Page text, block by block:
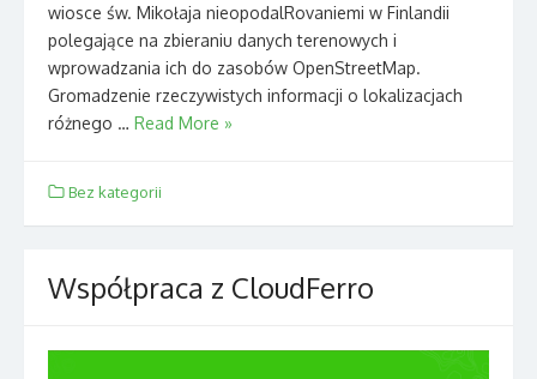
wiosce św. Mikołaja nieopodalRovaniemi w Finlandii
polegające na zbieraniu danych terenowych i
wprowadzania ich do zasobów OpenStreetMap.
Gromadzenie rzeczywistych informacji o lokalizacjach
różnego … Read More »
Bez kategorii
Współpraca z CloudFerro